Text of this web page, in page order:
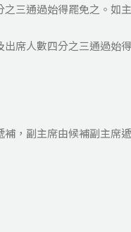
三通過始得罷免之。如
席人數四分之三通過始
，副主席由候補副主席